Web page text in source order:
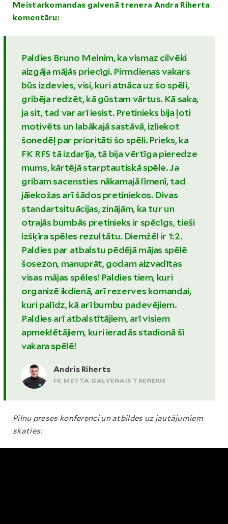
Meistarkomandas galvenā trenera Andra Riherta
komentāru:
Paldies Bruno Melnim, ka vismaz cilvēki
aizgāja mājās priecīgi. Pirmdienas vakars
būs izdevies, visi, kuri atnāca uz šo spēli,
gribēja redzēt, kā gūstam vārtus. Kā saka,
ja sit, tad var arī iesist. Pretinieks bija ļoti
motivēts un labākajā sastāvā, izliekot
šonedēļ par prioritāti šo spēli. Prieks, ka
FK RFS tā izdarīja, tā bija vērtīga pieredze
mums, kārtējā starptautiskā spēle. Ja
gribam sacensties nākamajā līmenī, tad
jāiekožas arī šādos pretiniekos. Divas
standartsituācijas, zinājām, ka tur un
otrajās bumbās pretinieks ir spēcīgs, tieši
izšķīra spēles rezultātu. Diemžēl ir 1:2.
Paldies par atbalstu pēdējā mājas spēlē
šosezon, manuprāt, godam aizvadītas
visas mājas spēles! Paldies tiem, kuri
organizē ikdienā, arī rezerves komandai,
kuri palīdz, kā arī bumbu padevējiem.
Paldies arī atbalstītājiem, arī visiem
apmeklētājiem, kuri ieradās stadionā šī
vakara spēlē!
Andris Riherts
FK METTA GALVENAIS TRENERIS
Pilnu preses konferenci un atbildes uz jautājumiem
skaties: